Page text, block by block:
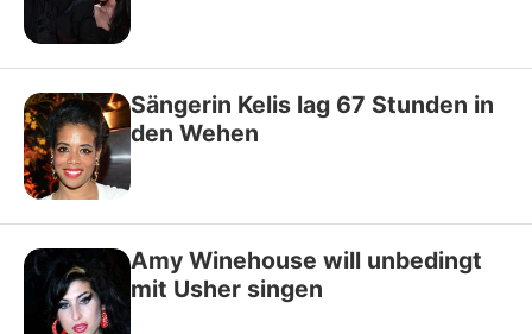
Sängerin Kelis lag 67 Stunden in
den Wehen
Amy Winehouse will unbedingt
mit Usher singen